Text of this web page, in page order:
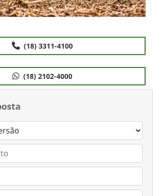
(18) 3311-4100
(18) 2102-4000